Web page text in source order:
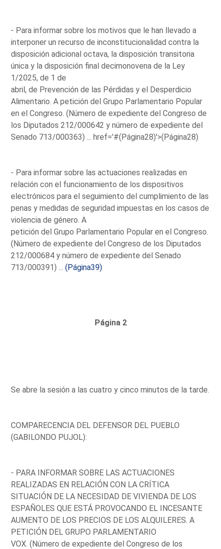
- Para informar sobre los motivos que le han llevado a
interponer un recurso de inconstitucionalidad contra la
disposición adicional octava, la disposición transitoria
única y la disposición final decimonovena de la Ley
1/2025, de 1 de
abril, de Prevención de las Pérdidas y el Desperdicio
Alimentario. A petición del Grupo Parlamentario Popular
en el Congreso. (Número de expediente del Congreso de
los Diputados 212/000642 y número de expediente del
Senado 713/000363) ...href='#(Página28)'>(Página28)
- Para informar sobre las actuaciones realizadas en
relación con el funcionamiento de los dispositivos
electrónicos para el seguimiento del cumplimiento de las
penas y medidas de seguridad impuestas en los casos de
violencia de género. A
petición del Grupo Parlamentario Popular en el Congreso.
(Número de expediente del Congreso de los Diputados
212/000684 y número de expediente del Senado
713/000391) ...(Página39)
Página 2
Se abre la sesión a las cuatro y cinco minutos de la tarde.
COMPARECENCIA DEL DEFENSOR DEL PUEBLO
(GABILONDO PUJOL):
- PARA INFORMAR SOBRE LAS ACTUACIONES
REALIZADAS EN RELACIÓN CON LA CRÍTICA
SITUACIÓN DE LA NECESIDAD DE VIVIENDA DE LOS
ESPAÑOLES QUE ESTÁ PROVOCANDO EL INCESANTE
AUMENTO DE LOS PRECIOS DE LOS ALQUILERES. A
PETICIÓN DEL GRUPO PARLAMENTARIO
VOX. (Número de expediente del Congreso de los